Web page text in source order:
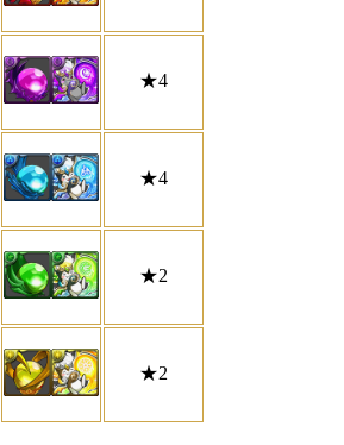
★4
★4
★2
★2